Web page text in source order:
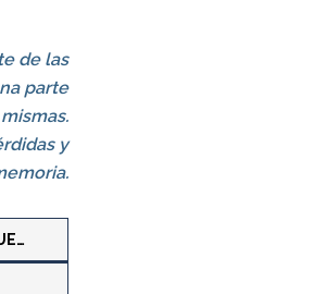
de las
parte
y